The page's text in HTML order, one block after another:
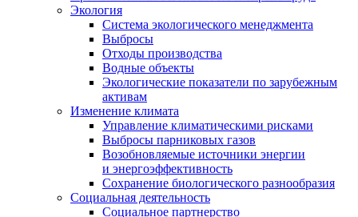
Экология
Система экологического менеджмента
Выбросы
Отходы производства
Водные объекты
Экологические показатели по зарубежным
активам
Изменение климата
Управление климатическими рисками
Выбросы парниковых газов
Возобновляемые источники энергии
и энергоэффективность
Сохранение биологического разнообразия
Социальная деятельность
Социальное партнерство